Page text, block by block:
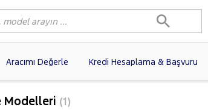
Aracımı Değerle Kredi Hesaplama & Başvuru
FIAT(100)
Modelleri (1)